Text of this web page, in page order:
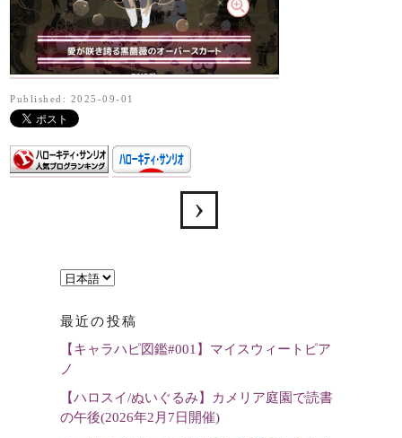
Published: 2025-09-01
言
を
選
最近の投稿
【キャラハピ図鑑#001】マイスウィートピア
ノ
【ハロスイ/ぬいぐるみ】カメリア庭園で読書
の午後(2026年2月7日開催)